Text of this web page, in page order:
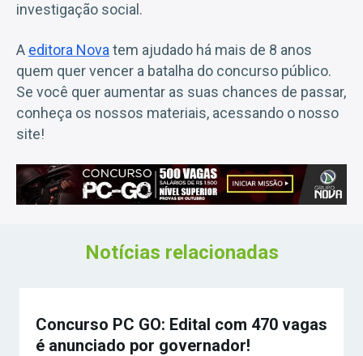
investigação social.
A editora Nova tem ajudado há mais de 8 anos
quem quer vencer a batalha do concurso público.
Se você quer aumentar as suas chances de passar,
conheça os nossos materiais, acessando o nosso
site!
Notícias relacionadas
Concurso PC GO: Edital com 470 vagas
é anunciado por governador!